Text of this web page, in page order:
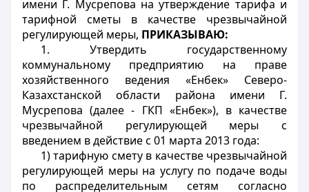
имени Г. Мусрепова на утверждение тарифа и
тарифной сметы в качестве чрезвычайной
регулирующей меры, ПРИКАЗЫВАЮ:
1. Утвердить государственному
коммунальному предприятию на праве
хозяйственного ведения «Енбек» Северо-
Казахстанской области района имени Г.
Мусрепова (далее - ГКП «Енбек»), в качестве
чрезвычайной регулирующей меры с
введением в действие с 01 марта 2013 года:
1) тарифную смету в качестве чрезвычайной
регулирующей меры на услугу по подаче воды
по распределительным сетям согласно